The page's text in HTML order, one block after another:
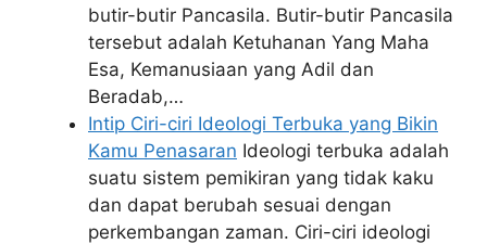
butir-butir Pancasila. Butir-butir Pancasila
tersebut adalah Ketuhanan Yang Maha
Esa, Kemanusiaan yang Adil dan
Beradab,…
Intip Ciri-ciri Ideologi Terbuka yang Bikin
Kamu Penasaran Ideologi terbuka adalah
suatu sistem pemikiran yang tidak kaku
dan dapat berubah sesuai dengan
perkembangan zaman. Ciri-ciri ideologi